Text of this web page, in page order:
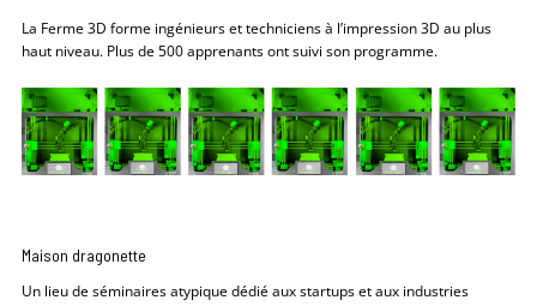
La Ferme 3D forme ingénieurs et techniciens à l’impression 3D au plus
haut niveau. Plus de 500 apprenants ont suivi son programme.
Maison dragonette
Un lieu de séminaires atypique dédié aux startups et aux industries